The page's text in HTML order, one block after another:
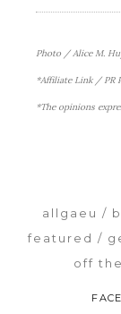
Photo / Alice M.
*Affiliate Link / PR
*The opinions
allgaeu
featured
off